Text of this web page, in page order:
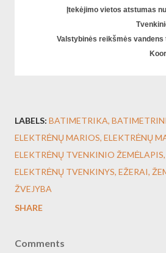
Įtekėjimo vietos atstumas
Valstybinės reikšmės vandens
LABELS: BATIMETRIKA
ELEKTRĖNŲ MARIOS ELEKTRĖNŲ
ELEKTRĖNŲ TVENKINIO ŽEMĖLAPIS
ELEKTRĖNŲ TVENKINYS EŽERAI
ŽVEJYBA
SHARE
Comments